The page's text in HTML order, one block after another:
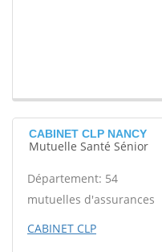
CABINET CLP NANCY
Mutuelle Santé Sénior
Département: 54
mutuelles d'assurances
CABINET CLP